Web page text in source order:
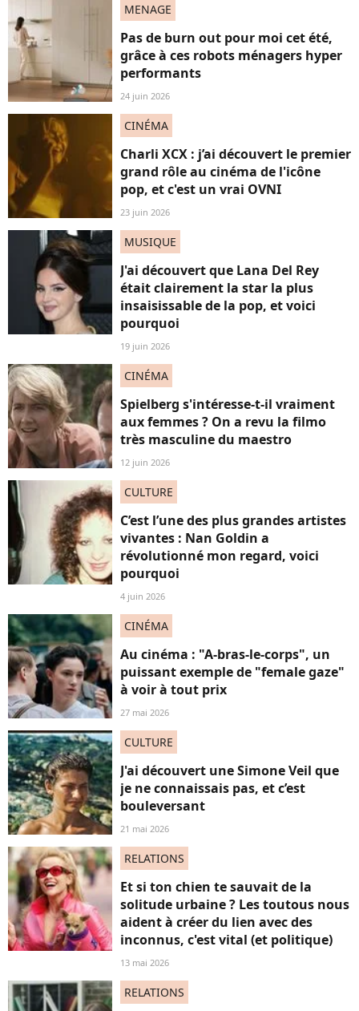
MENAGE
Pas de burn out pour moi cet été,
grâce à ces robots ménagers hyper
performants
24 juin 2026
CINÉMA
Charli XCX : j’ai découvert le premier
grand rôle au cinéma de l'icône
pop, et c'est un vrai OVNI
23 juin 2026
MUSIQUE
J'ai découvert que Lana Del Rey
était clairement la star la plus
insaisissable de la pop, et voici
pourquoi
19 juin 2026
CINÉMA
Spielberg s'intéresse-t-il vraiment
aux femmes ? On a revu la filmo
très masculine du maestro
12 juin 2026
CULTURE
C’est l’une des plus grandes artistes
vivantes : Nan Goldin a
révolutionné mon regard, voici
pourquoi
4 juin 2026
CINÉMA
Au cinéma : "A-bras-le-corps", un
puissant exemple de "female gaze"
à voir à tout prix
27 mai 2026
CULTURE
J'ai découvert une Simone Veil que
je ne connaissais pas, et c’est
bouleversant
21 mai 2026
RELATIONS
Et si ton chien te sauvait de la
solitude urbaine ? Les toutous nous
aident à créer du lien avec des
inconnus, c'est vital (et politique)
13 mai 2026
RELATIONS